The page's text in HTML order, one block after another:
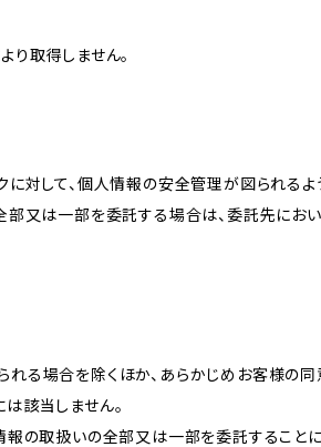
り取得しません。
対して、個人情報の安全管理が図られるよ
部又は一部を委託する場合は、委託先にお
る場合を除くほか、あらかじめお客様の
該当しません。
報の取扱いの全部又は一部を委託すること